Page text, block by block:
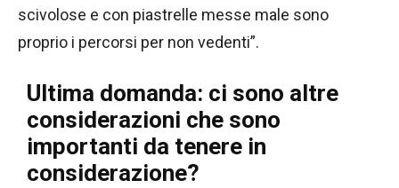
scivolose e con piastrelle messe male sono
proprio i percorsi per non vedenti”.
Ultima domanda: ci sono altre
considerazioni che sono
importanti da tenere in
considerazione?